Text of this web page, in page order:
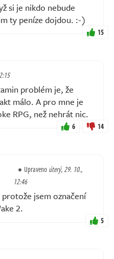
si je nikdo nebude
ty peníze dojdou. :-)
15
problém je, že
málo. A pro mne je
RPG, než nehrát nic.
6 14
Upravenoúterý, 29. 10.,
12:46
jsem označení
2.
5